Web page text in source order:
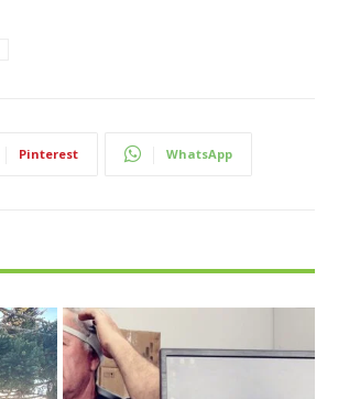
Pinterest WhatsApp